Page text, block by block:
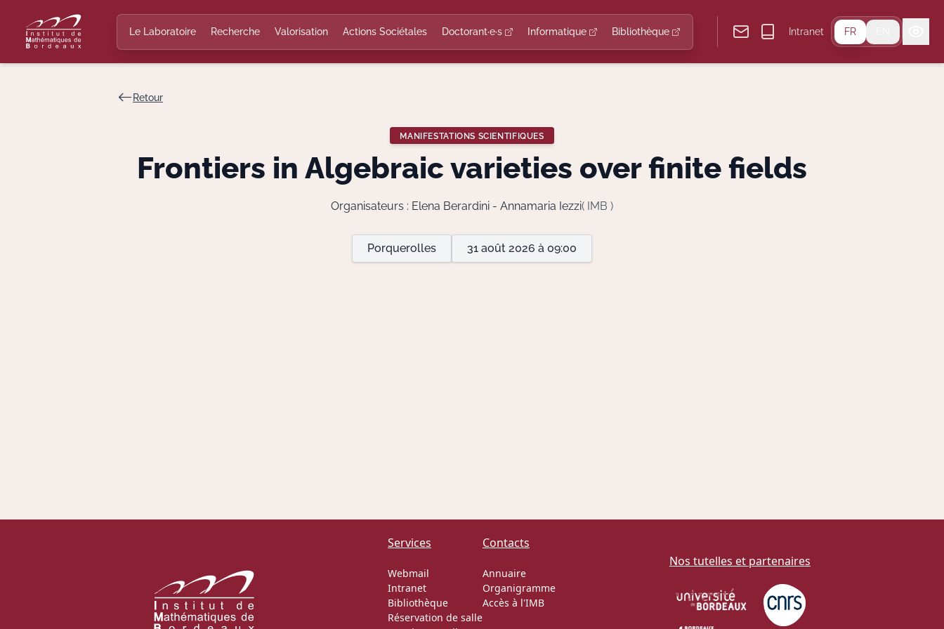
Le Laboratoire Recherche Valorisation Actions Sociétales Doctorant·e·s Informatique Bibliothèque Intranet FR
Retour
MANIFESTATIONS SCIENTIFIQUES
Frontiers in Algebraic varieties over finite fields
Organisateurs : Elena Berardini - Annamaria Iezzi( IMB )
Porquerolles 31 août 2026 à 09:00
Services
Webmail
Intranet
Bibliothèque
Réservation de salle
Contacts
Annuaire
Organigramme
Accès à l'IMB
Nos tutelles et partenaires